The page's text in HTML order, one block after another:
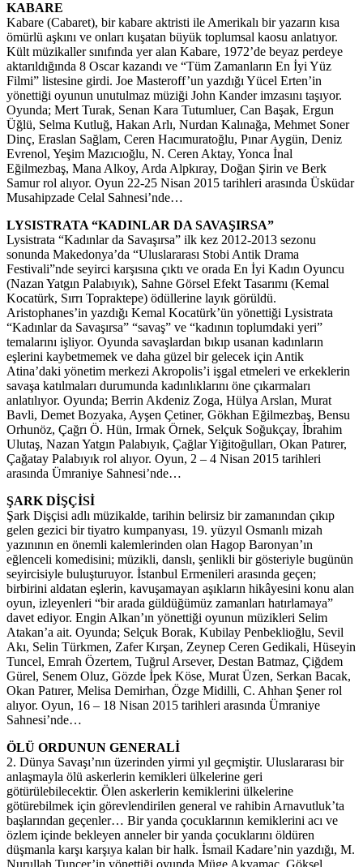
KABARE
Kabare (Cabaret), bir kabare aktristi ile Amerikalı bir yazarın kısa
ömürlü aşkını ve onları kuşatan büyük toplumsal kaosu anlatıyor.
Kült müzikaller sınıfında yer alan Kabare, 1972’de beyaz perdeye
aktarıldığında 8 Oscar kazandı ve “Tüm Zamanların En İyi Yüz
Filmi” listesine girdi. Joe Masteroff’un yazdığı Yücel Erten’in
yönettiği oyunun unutulmaz müziği John Kander imzasını taşıyor.
Oyunda; Mert Turak, Senan Kara Tutumluer, Can Başak, Ergun
Üğlü, Selma Kutluğ, Hakan Arlı, Nurdan Kalınağa, Mehmet Soner
Dinç, Eraslan Sağlam, Ceren Hacımuratoğlu, Pınar Aygün, Deniz
Evrenol, Yeşim Mazıcıoğlu, N. Ceren Aktay, Yonca İnal
Eğilmezbaş, Mana Alkoy, Arda Alpkıray, Doğan Şirin ve Berk
Samur rol alıyor. Oyun 22-25 Nisan 2015 tarihleri arasında Üsküdar
Musahipzade Celal Sahnesi’nde…
LYSISTRATA “KADINLAR DA SAVAŞIRSA”
Lysistrata “Kadınlar da Savaşırsa” ilk kez 2012-2013 sezonu
sonunda Makedonya’da “Uluslararası Stobi Antik Drama
Festivali”nde seyirci karşısına çıktı ve orada En İyi Kadın Oyuncu
(Nazan Yatgın Palabıyık), Sahne Görsel Efekt Tasarımı (Kemal
Kocatürk, Sırrı Topraktepe) ödüllerine layık görüldü.
Aristophanes’in yazdığı Kemal Kocatürk’ün yönettiği Lysistrata
“Kadınlar da Savaşırsa” “savaş” ve “kadının toplumdaki yeri”
temalarını işliyor. Oyunda savaşlardan bıkıp usanan kadınların
eşlerini kaybetmemek ve daha güzel bir gelecek için Antik
Atina’daki yönetim merkezi Akropolis’i işgal etmeleri ve erkeklerin
savaşa katılmaları durumunda kadınlıklarını öne çıkarmaları
anlatılıyor. Oyunda; Berrin Akdeniz Zoga, Hülya Arslan, Murat
Bavli, Demet Bozyaka, Ayşen Çetiner, Gökhan Eğilmezbaş, Bensu
Orhunöz, Çağrı Ö. Hün, Irmak Örnek, Selçuk Soğukçay, İbrahim
Ulutaş, Nazan Yatgın Palabıyık, Çağlar Yiğitoğulları, Okan Patırer,
Çağatay Palabıyık rol alıyor. Oyun, 2 – 4 Nisan 2015 tarihleri
arasında Ümraniye Sahnesi’nde…
ŞARK DİŞÇİSİ
Şark Dişçisi adlı müzikalde, tarihin belirsiz bir zamanından çıkıp
gelen gezici bir tiyatro kumpanyası, 19. yüzyıl Osmanlı mizah
yazınının en önemli kalemlerinden olan Hagop Baronyan’ın
eğlenceli komedisini; müzikli, danslı, şenlikli bir gösteriyle bugünün
seyircisiyle buluşturuyor. İstanbul Ermenileri arasında geçen;
birbirini aldatan eşlerin, kavuşamayan aşıkların hikâyesini konu alan
oyun, izleyenleri “bir arada güldüğümüz zamanları hatırlamaya”
davet ediyor. Engin Alkan’ın yönettiği oyunun müzikleri Selim
Atakan’a ait. Oyunda; Selçuk Borak, Kubilay Penbeklioğlu, Sevil
Akı, Selin Türkmen, Zafer Kırşan, Zeynep Ceren Gedikali, Hüseyin
Tuncel, Emrah Özertem, Tuğrul Arsever, Destan Batmaz, Çiğdem
Gürel, Senem Oluz, Gözde İpek Köse, Murat Üzen, Serkan Bacak,
Okan Patırer, Melisa Demirhan, Özge Midilli, C. Ahhan Şener rol
alıyor. Oyun, 16 – 18 Nisan 2015 tarihleri arasında Ümraniye
Sahnesi’nde…
ÖLÜ ORDUNUN GENERALİ
2. Dünya Savaşı’nın üzerinden yirmi yıl geçmiştir. Uluslararası bir
anlaşmayla ölü askerlerin kemikleri ülkelerine geri
götürülebilecektir. Ölen askerlerin kemiklerini ülkelerine
götürebilmek için görevlendirilen general ve rahibin Arnavutluk’ta
başlarından geçenler… Bir yanda çocuklarının kemiklerini acı ve
özlem içinde bekleyen anneler bir yanda çocuklarını öldüren
düşmanla karşı karşıya kalan bir halk. İsmail Kadare’nin yazdığı, M.